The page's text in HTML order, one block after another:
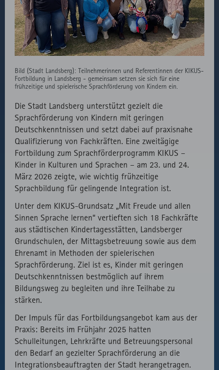
Bild (Stadt Landsberg): Teilnehmerinnen und Referentinnen der KIKUS-
Fortbildung in Landsberg - gemeinsam setzen sie sich für eine
frühzeitige und spielerische Sprachförderung von Kindern ein.
Die Stadt Landsberg unterstützt gezielt die
Sprachförderung von Kindern mit geringen
Deutschkenntnissen und setzt dabei auf praxisnahe
Qualifizierung von Fachkräften. Eine zweitägige
Fortbildung zum Sprachförderprogramm KIKUS –
Kinder in Kulturen und Sprachen – am 23. und 24.
März 2026 zeigte, wie wichtig frühzeitige
Sprachbildung für gelingende Integration ist.
Unter dem KIKUS-Grundsatz „Mit Freude und allen
Sinnen Sprache lernen“ vertieften sich 18 Fachkräfte
aus städtischen Kindertagesstätten, Landsberger
Grundschulen, der Mittagsbetreuung sowie aus dem
Ehrenamt in Methoden der spielerischen
Sprachförderung. Ziel ist es, Kinder mit geringen
Deutschkenntnissen bestmöglich auf ihrem
Bildungsweg zu begleiten und ihre Teilhabe zu
stärken.
Der Impuls für das Fortbildungsangebot kam aus der
Praxis: Bereits im Frühjahr 2025 hatten
Schulleitungen, Lehrkräfte und Betreuungspersonal
den Bedarf an gezielter Sprachförderung an die
Integrationsbeauftragten der Stadt herangetragen.
fast.fonts.net
Gründen die
Verwendung
des lokal
eingebunden
Fonts.